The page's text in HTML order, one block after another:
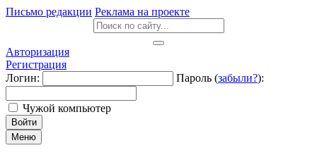
Письмо редакции Реклама на проекте
Авторизация
Регистрация
Логин:
Пароль (забыли?):
Чужой компьютер
Войти
Меню